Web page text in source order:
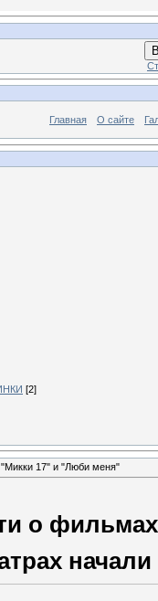
Главная О сайте
[2]
17" и "Люби меня"
о